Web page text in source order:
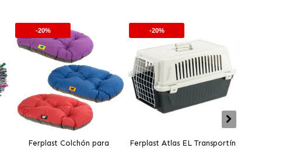
-20%
Ferplast Colchón para
-20%
Ferplast Atlas EL Transportín